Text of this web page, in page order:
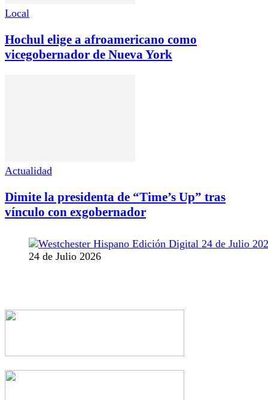
Local
Hochul elige a afroamericano como
vicegobernador de Nueva York
Actualidad
Dimite la presidenta de “Time’s Up” tras
vínculo con exgobernador
24 de Julio 2026